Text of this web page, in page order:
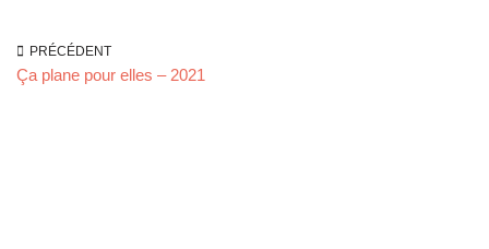
PRÉCÉDENT
Ça plane pour elles – 2021